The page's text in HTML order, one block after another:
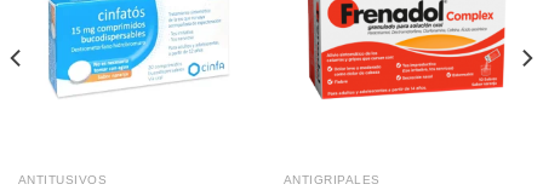
ANTITUSIVOS ANTIGRIPALES